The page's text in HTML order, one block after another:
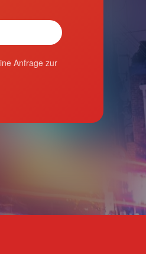
Anfrage zur